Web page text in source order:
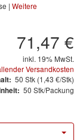
| Weitere
71,47 €
inkl. 19% MwSt.
Versandkosten
50 Stk (1,43 €/Stk)
50 Stk/Packung